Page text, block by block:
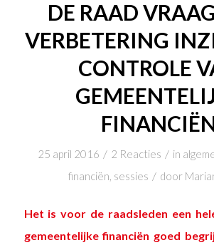
DE RAAD
VERBETERING
CONTROLE
25 april 2016 / 2 Reacties / in
financiën, sessies / door
Het is voor de raadsleden een
gemeentelijke financiën goed